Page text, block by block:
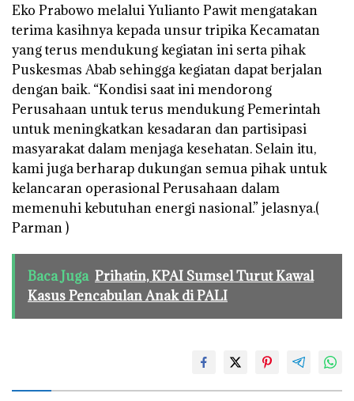
Eko Prabowo melalui Yulianto Pawit mengatakan
terima kasihnya kepada unsur tripika Kecamatan
yang terus mendukung kegiatan ini serta pihak
Puskesmas Abab sehingga kegiatan dapat berjalan
dengan baik. “Kondisi saat ini mendorong
Perusahaan untuk terus mendukung Pemerintah
untuk meningkatkan kesadaran dan partisipasi
masyarakat dalam menjaga kesehatan. Selain itu,
kami juga berharap dukungan semua pihak untuk
kelancaran operasional Perusahaan dalam
memenuhi kebutuhan energi nasional.” jelasnya.(
Parman )
Baca Juga Prihatin, KPAI Sumsel Turut Kawal
Kasus Pencabulan Anak di PALI